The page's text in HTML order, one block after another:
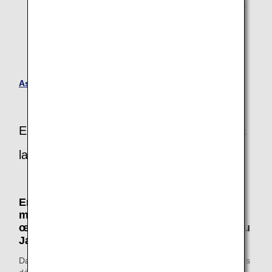
Assistance médicale à bord
En savoir plus à propos de la conformité à
la loi
En savoir plus à propos des initiatives en
matière de matériel et de logiciels mises en
œuvre dans le cadre de la loi Barrier-Free au
Japon
Dans le cadre de la loi Barrier-Free (loi visant à simplifier les